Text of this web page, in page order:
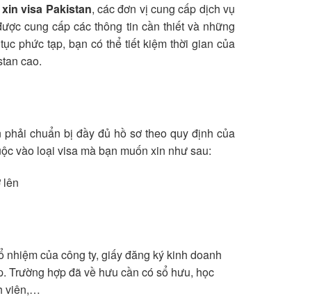
visa Pakistan, các đơn vị cung cấp dịch vụ
cung cấp các thông tin cần thiết và những
phức tạp, bạn có thể tiết kiệm thời gian của
cao.
chuẩn bị đầy đủ hồ sơ theo quy định của
vào loại visa mà bạn muốn xin như sau:
lên
của công ty, giấy đăng ký kinh doanh
Trường hợp đã về hưu cần có sổ hưu, học
viên,…